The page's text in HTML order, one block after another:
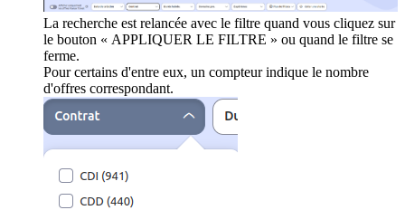
La recherche est relancée avec le filtre quand vous cliquez sur
le bouton « APPLIQUER LE FILTRE » ou quand le filtre se
ferme.
Pour certains d'entre eux, un compteur indique le nombre
d'offres correspondant.